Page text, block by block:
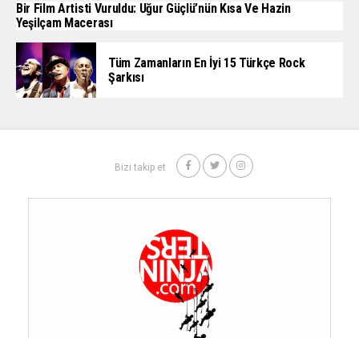
Bir Film Artisti Vuruldu: Uğur Güçlü’nün Kısa Ve Hazin
Yeşilçam Macerası
Tüm Zamanların En İyi 15 Türkçe Rock
Şarkısı
Bizi takip et